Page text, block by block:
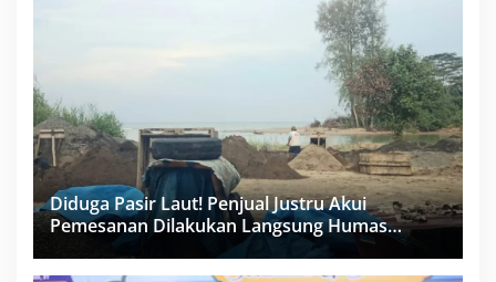
Diduga Pasir Laut! Penjual Justru Akui
Pemesanan Dilakukan Langsung Humas